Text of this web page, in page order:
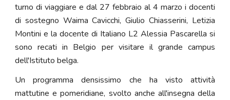
turno di viaggiare e dal 27 febbraio al 4 marzo i docenti
di sostegno Waima Cavicchi, Giulio Chiasserini, Letizia
Montini e la docente di Italiano L2 Alessia Pascarella si
sono recati in Belgio per visitare il grande campus
dell'Istituto belga.
Un programma densissimo che ha visto attività
mattutine e pomeridiane, svolto anche all'insegna della